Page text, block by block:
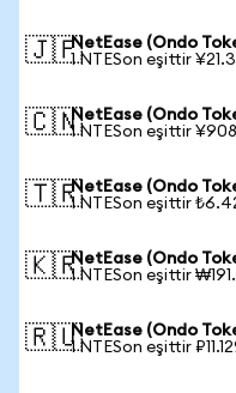
🇯🇵NetEase (Ondo
1 NTESon eşittir
🇨🇳NetEase (Ondo
1 NTESon eşittir
🇹🇷NetEase (Ondo
1 NTESon eşittir
🇰🇷NetEase (Ondo
1 NTESon eşittir
🇷🇺NetEase (Ondo
1 NTESon eşittir